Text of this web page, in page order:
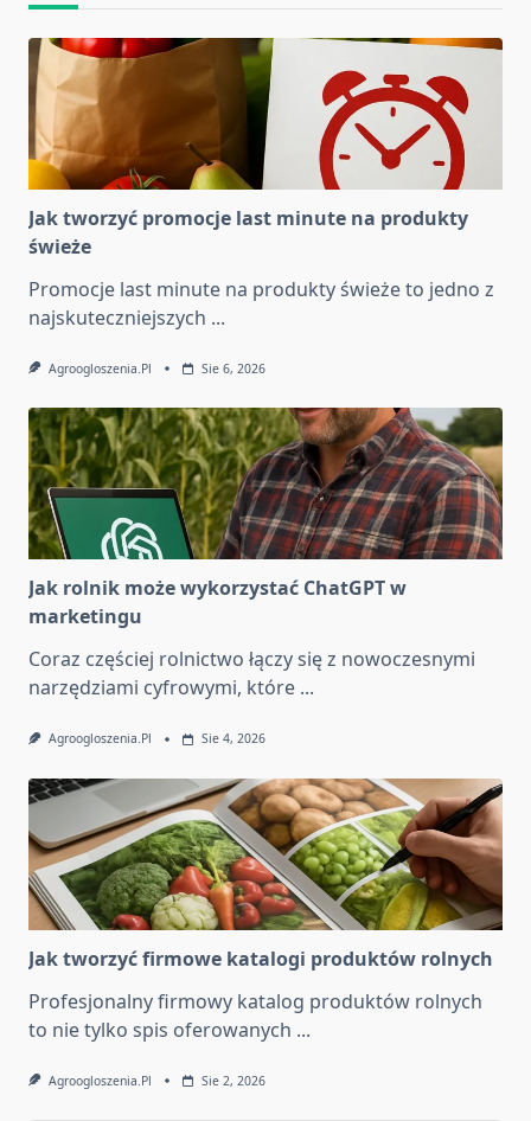
Jak tworzyć promocje last minute na produkty
świeże
Promocje last minute na produkty świeże to jedno z
najskuteczniejszych ...
Agroogloszenia.pl Sie 6, 2026
Jak rolnik może wykorzystać ChatGPT w
marketingu
Coraz częściej rolnictwo łączy się z nowoczesnymi
narzędziami cyfrowymi, które ...
Agroogloszenia.pl Sie 4, 2026
Jak tworzyć firmowe katalogi produktów rolnych
Profesjonalny firmowy katalog produktów rolnych
to nie tylko spis oferowanych ...
Agroogloszenia.pl Sie 2, 2026